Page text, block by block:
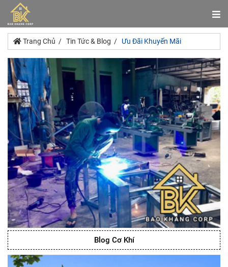
Trang Chủ Tin Tức & Blog Ưu Đãi Khuyến Mãi
Blog Cơ Khí